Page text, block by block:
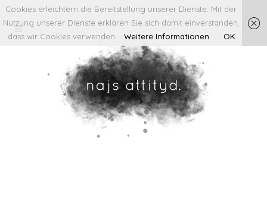
Cookies erleichtern die Bereitstellung unserer Dienste. Mit der
Nutzung unserer Dienste erklären Sie sich damit einverstanden,
dass wir Cookies verwenden.
Weitere Informationen OK